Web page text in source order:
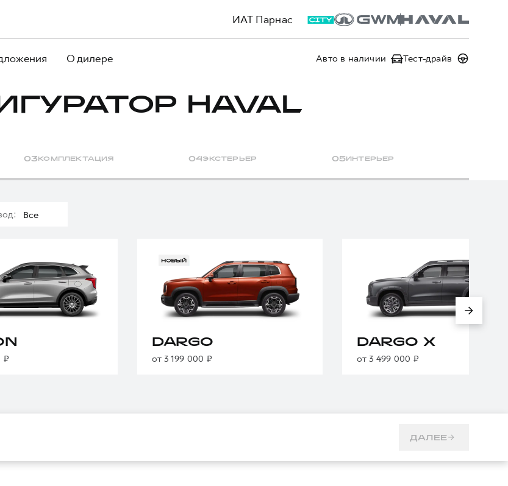
ИАТ Парнас
О дилере Авто в наличии Тест-драйв
HAVAL
03 КОМПЛЕКТАЦИЯ 04 ЭКСТЕРЬЕР 05 ИНТЕРЬЕР
:
Все
₽
DARGO
от 3 199 000 ₽
DARGO X
от 3 499 000 ₽
ДАЛЕЕ